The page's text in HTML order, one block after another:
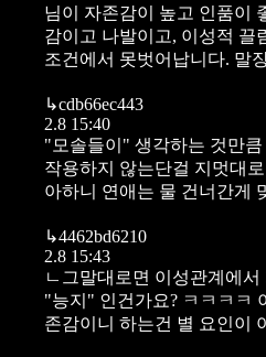
님이 자존감이 높고 인품이
감이고 나발이고, 이성적 끌
조건에서 못벗어납니다. 말
↳cdb66ec443
2.8 15:40
"모솔들이" 생각하는 것만
작용하지 않는단걸 지멋대
아하니 연애는 물 건너간게
↳4462bd6210
2.8 15:43
ㄴ그말대로면 이성관계에
"능지" 인건가요? ㅋㅋㅋㅋ
존감이니 하는건 별 요인이